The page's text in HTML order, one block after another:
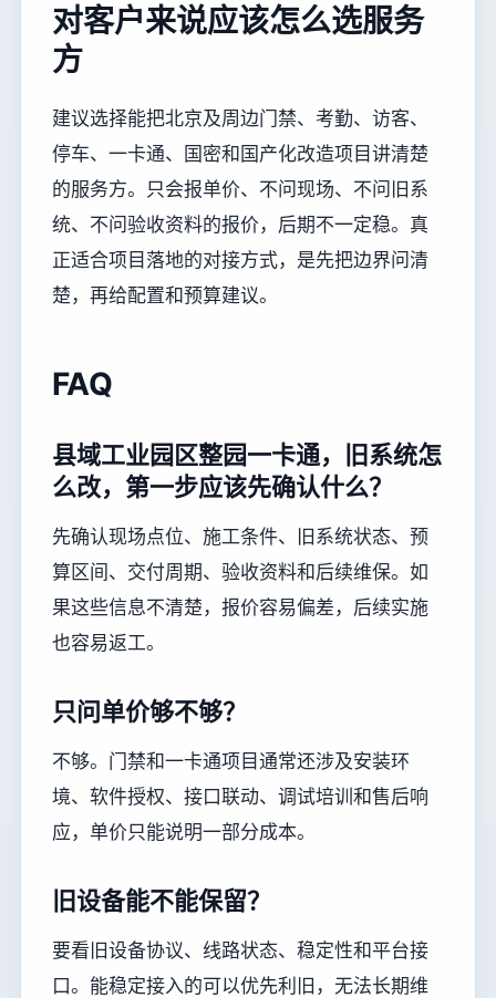
对客户来说应该怎么选服务
方
建议选择能把北京及周边门禁、考勤、访客、
停车、一卡通、国密和国产化改造项目讲清楚
的服务方。只会报单价、不问现场、不问旧系
统、不问验收资料的报价，后期不一定稳。真
正适合项目落地的对接方式，是先把边界问清
楚，再给配置和预算建议。
FAQ
县域工业园区整园一卡通，旧系统怎
么改，第一步应该先确认什么？
先确认现场点位、施工条件、旧系统状态、预
算区间、交付周期、验收资料和后续维保。如
果这些信息不清楚，报价容易偏差，后续实施
也容易返工。
只问单价够不够？
不够。门禁和一卡通项目通常还涉及安装环
境、软件授权、接口联动、调试培训和售后响
应，单价只能说明一部分成本。
旧设备能不能保留？
要看旧设备协议、线路状态、稳定性和平台接
口。能稳定接入的可以优先利旧，无法长期维